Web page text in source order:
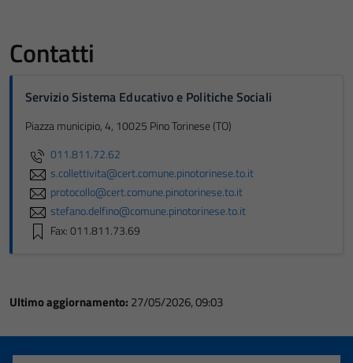
Contatti
Servizio Sistema Educativo e Politiche Sociali
Piazza municipio, 4, 10025 Pino Torinese (TO)
011.811.72.62
s.collettivita@cert.comune.pinotorinese.to.it
protocollo@cert.comune.pinotorinese.to.it
stefano.delfino@comune.pinotorinese.to.it
Fax: 011.811.73.69
Ultimo aggiornamento: 27/05/2026, 09:03